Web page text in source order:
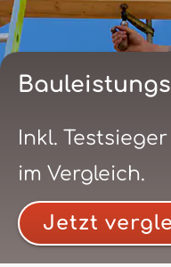
Inkl. Testsieger
im Vergleich.
Jetzt